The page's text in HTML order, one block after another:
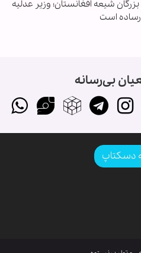
شیعه افغانستان؛ وزیر عدلیه
رساده است
بی‌رسانه
دسکتاپ